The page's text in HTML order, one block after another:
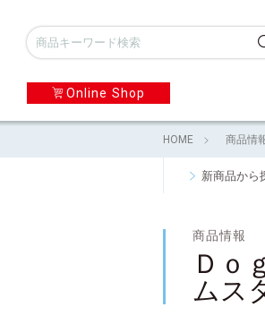
Online Shop
HOME 商品情
新商品から
商品情報
Ｄｏ
ムス